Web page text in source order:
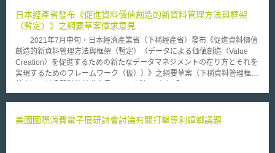
全球影響力及專利獲證比率之重要因素，故未進入前百大名單。
Thomson Reuters排名的方法，主要是以四大衡量基準：專利獲證比率
(patent approval success rate)，專利組合對於全球的影響(global reach of
patent portfolio)，對文獻引用的專利影響(patent influence in literature
citation)及專利總數量(overall patent volume)，選出前百大名單，如：
Apple,Microsoft,Intel,LG和Motorola，全文內容可參考
http://www.top100innovators.com/。
制，一般稱為資料保險，專門填補網路應用所造成的風險，諸如網路安全
（Network security）之欠缺所造成的損失，或者隱私（Privacy）被害所造
勢，尤其是對於健康照護服務（Health care）以及中小型的業者而言，此
類保險對於風險管理服務可以發揮長足的作用，其能夠填補資料被害的通知
成本、信用監控以及加強資料防護的成本[1]。 本文以雲端運算應用的
興起為背景，觀察相應保險機制的演進及發展；以及其對於產業發展而言，
私保險」稱之。與其直接定義何謂「資料保險」，不如分析此保險的涵蓋範
日本經產省發布《促進資料價值創造的新資料管理方法與框架
（暫定）》之綱要草案徵求意見
2021年7月中旬，日本經濟產業省（下稱經產省）發布《促進資料價值
創造的新資料管理方法與框架（暫定）（データによる価値創造（Value
Creation）を促進するための新たなデータマネジメントの在り方とそれを
実現するためのフレームワーク（仮））》之綱要草案（下稱資料管理框架
「Connected Industries」未來願景下，人、機器與科技的跨界連接，將創
確，正確資料的自由交換，方能用於創造新資料以提供附加價值，因此正確
美國國際消費電子展研討會討論有關打擊專利蟑螂議題